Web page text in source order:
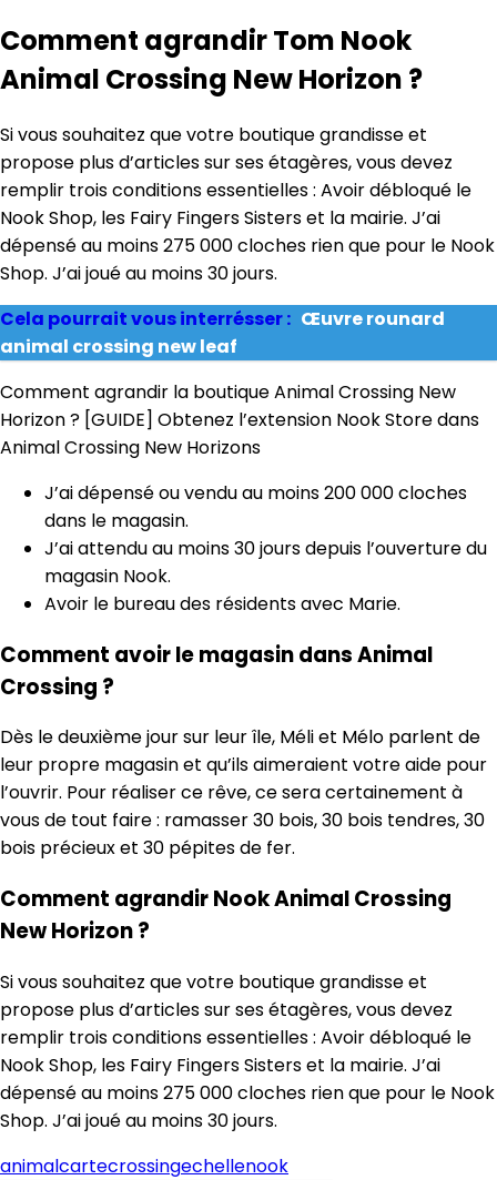
Comment agrandir Tom Nook
Animal Crossing New Horizon ?
Si vous souhaitez que votre boutique grandisse et
propose plus d’articles sur ses étagères, vous devez
remplir trois conditions essentielles : Avoir débloqué le
Nook Shop, les Fairy Fingers Sisters et la mairie. J’ai
dépensé au moins 275 000 cloches rien que pour le Nook
Shop. J’ai joué au moins 30 jours.
Cela pourrait vous interrésser : Œuvre rounard
animal crossing new leaf
Comment agrandir la boutique Animal Crossing New
Horizon ? [GUIDE] Obtenez l’extension Nook Store dans
Animal Crossing New Horizons
J’ai dépensé ou vendu au moins 200 000 cloches
dans le magasin.
J’ai attendu au moins 30 jours depuis l’ouverture du
magasin Nook.
Avoir le bureau des résidents avec Marie.
Comment avoir le magasin dans Animal
Crossing ?
Dès le deuxième jour sur leur île, Méli et Mélo parlent de
leur propre magasin et qu’ils aimeraient votre aide pour
l’ouvrir. Pour réaliser ce rêve, ce sera certainement à
vous de tout faire : ramasser 30 bois, 30 bois tendres, 30
bois précieux et 30 pépites de fer.
Comment agrandir Nook Animal Crossing
New Horizon ?
Si vous souhaitez que votre boutique grandisse et
propose plus d’articles sur ses étagères, vous devez
remplir trois conditions essentielles : Avoir débloqué le
Nook Shop, les Fairy Fingers Sisters et la mairie. J’ai
dépensé au moins 275 000 cloches rien que pour le Nook
Shop. J’ai joué au moins 30 jours.
animalcartecrossingechellenook